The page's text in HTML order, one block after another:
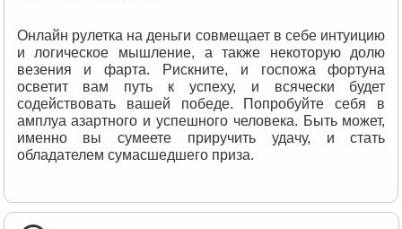
Онлайн рулетка на деньги совмещает в себе интуицию
и логическое мышление, а также некоторую долю
везения и фарта. Рискните, и госпожа фортуна
осветит вам путь к успеху, и всячески будет
содействовать вашей победе. Попробуйте себя в
амплуа азартного и успешного человека. Быть может,
именно вы сумеете приручить удачу, и стать
обладателем сумасшедшего приза.